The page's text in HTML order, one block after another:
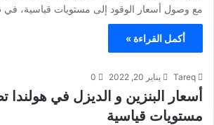
مع وصول أسعار الوقود إلى مستويات قياسية،
أكمل القراءة »
Tareq يناير 20, 2022 0
أسعار البنزين و الديزل في هولندا
مستويات قياسية